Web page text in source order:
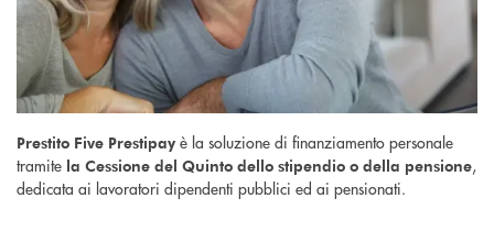
Prestito Five Prestipay è la soluzione di finanziamento personale
tramite la Cessione del Quinto dello stipendio o della pensione,
dedicata ai lavoratori dipendenti pubblici ed ai pensionati.